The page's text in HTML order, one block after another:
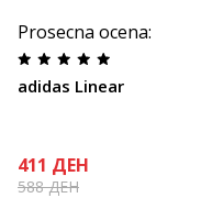
Prosecna ocena:
adidas Linear
411 ДЕН
588ДЕН